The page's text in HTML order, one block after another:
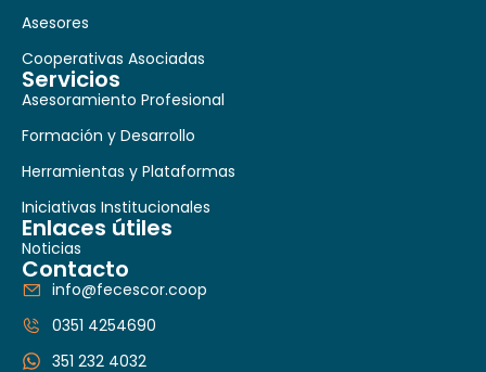
Asesores
Cooperativas Asociadas
Servicios
Asesoramiento Profesional
Formación y Desarrollo
Herramientas y Plataformas
Iniciativas Institucionales
Enlaces útiles
Noticias
Contacto
info@fecescor.coop
0351 4254690
351 232 4032